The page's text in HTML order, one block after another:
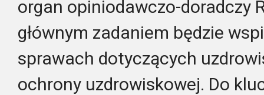
organ opiniodawczo-doradczy
głównym zadaniem będzie
sprawach dotyczących
ochrony uzdrowiskowej. Do